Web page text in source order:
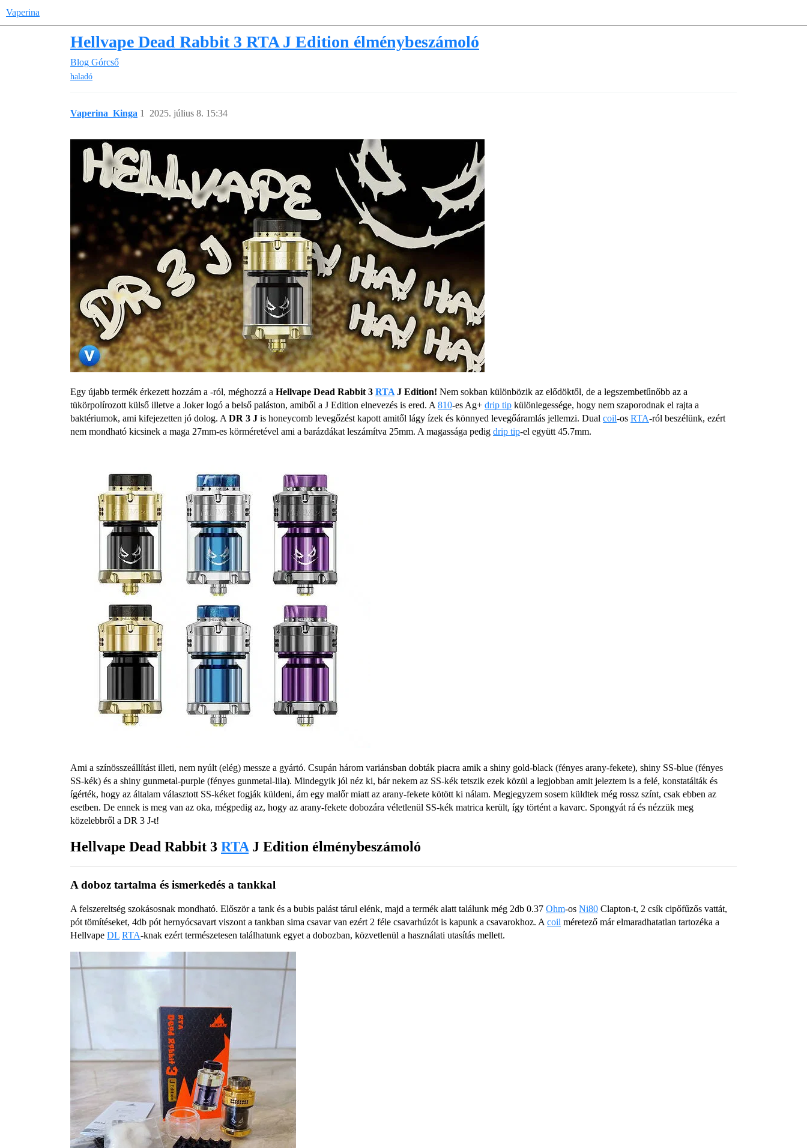
Vaperina
Hellvape Dead Rabbit 3 RTA J Edition élménybeszámoló
Blog Górcső
haladó
Vaperina_Kinga 2025. július 8. 15:34
1
Egy újabb termék érkezett hozzám a -ról, méghozzá a Hellvape Dead Rabbit 3 RTA J Edition! Nem sokban különbözik az elődöktől, de a legszembetűnőbb az a
tükörpolírozott külső illetve a Joker logó a belső paláston, amiből a J Edition elnevezés is ered. A 810-es Ag+ drip tip különlegessége, hogy nem szaporodnak el rajta a
baktériumok, ami kifejezetten jó dolog. A DR 3 J is honeycomb levegőzést kapott amitől lágy ízek és könnyed levegőáramlás jellemzi. Dual coil-os RTA-ról beszélünk, ezért
nem mondható kicsinek a maga 27mm-es körméretével ami a barázdákat leszámítva 25mm. A magassága pedig drip tip-el együtt 45.7mm.
Ami a színösszeállítást illeti, nem nyúlt (elég) messze a gyártó. Csupán három variánsban dobták piacra amik a shiny gold-black (fényes arany-fekete), shiny SS-blue (fényes
SS-kék) és a shiny gunmetal-purple (fényes gunmetal-lila). Mindegyik jól néz ki, bár nekem az SS-kék tetszik ezek közül a legjobban amit jeleztem is a felé, konstatálták és
ígérték, hogy az általam választott SS-kéket fogják küldeni, ám egy malőr miatt az arany-fekete kötött ki nálam. Megjegyzem sosem küldtek még rossz színt, csak ebben az
esetben. De ennek is meg van az oka, mégpedig az, hogy az arany-fekete dobozára véletlenül SS-kék matrica került, így történt a kavarc. Spongyát rá és nézzük meg
közelebbről a DR 3 J-t!
Hellvape Dead Rabbit 3 RTAJ Edition élménybeszámoló
A doboz tartalma és ismerkedés a tankkal
A felszereltség szokásosnak mondható. Először a tank és a bubis palást tárul elénk, majd a termék alatt találunk még 2db 0.37 Ohm-os Ni80 Clapton-t, 2 csík cipőfűzős vattát,
pót tömítéseket, 4db pót hernyócsavart viszont a tankban sima csavar van ezért 2 féle csavarhúzót is kapunk a csavarokhoz. A coil méretező már elmaradhatatlan tartozéka a
Hellvape DL RTA-knak ezért természetesen találhatunk egyet a dobozban, közvetlenül a használati utasítás mellett.